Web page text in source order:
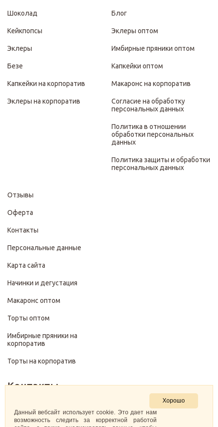
Шоколад
Кейкпопсы
Эклеры
Безе
Капкейки на корпоратив
Эклеры на корпоратив
Блог
Эклеры оптом
Имбирные пряники оптом
Капкейки оптом
Макаронс на корпоратив
Согласие на обработку
персональных данных
Политика в отношении
обработки персональных
данных
Политика защиты и обработки
персональных данных
Отзывы
Оферта
Контакты
Персональные данные
Карта сайта
Начинки и дегустация
Макаронс оптом
Торты оптом
Имбирные пряники на
корпоратив
Торты на корпоратив
Контакты
+7 (499) 322-28-29
Хорошо
Данный вебсайт использует cookie. Это дает нам
возможность следить за корректной работой